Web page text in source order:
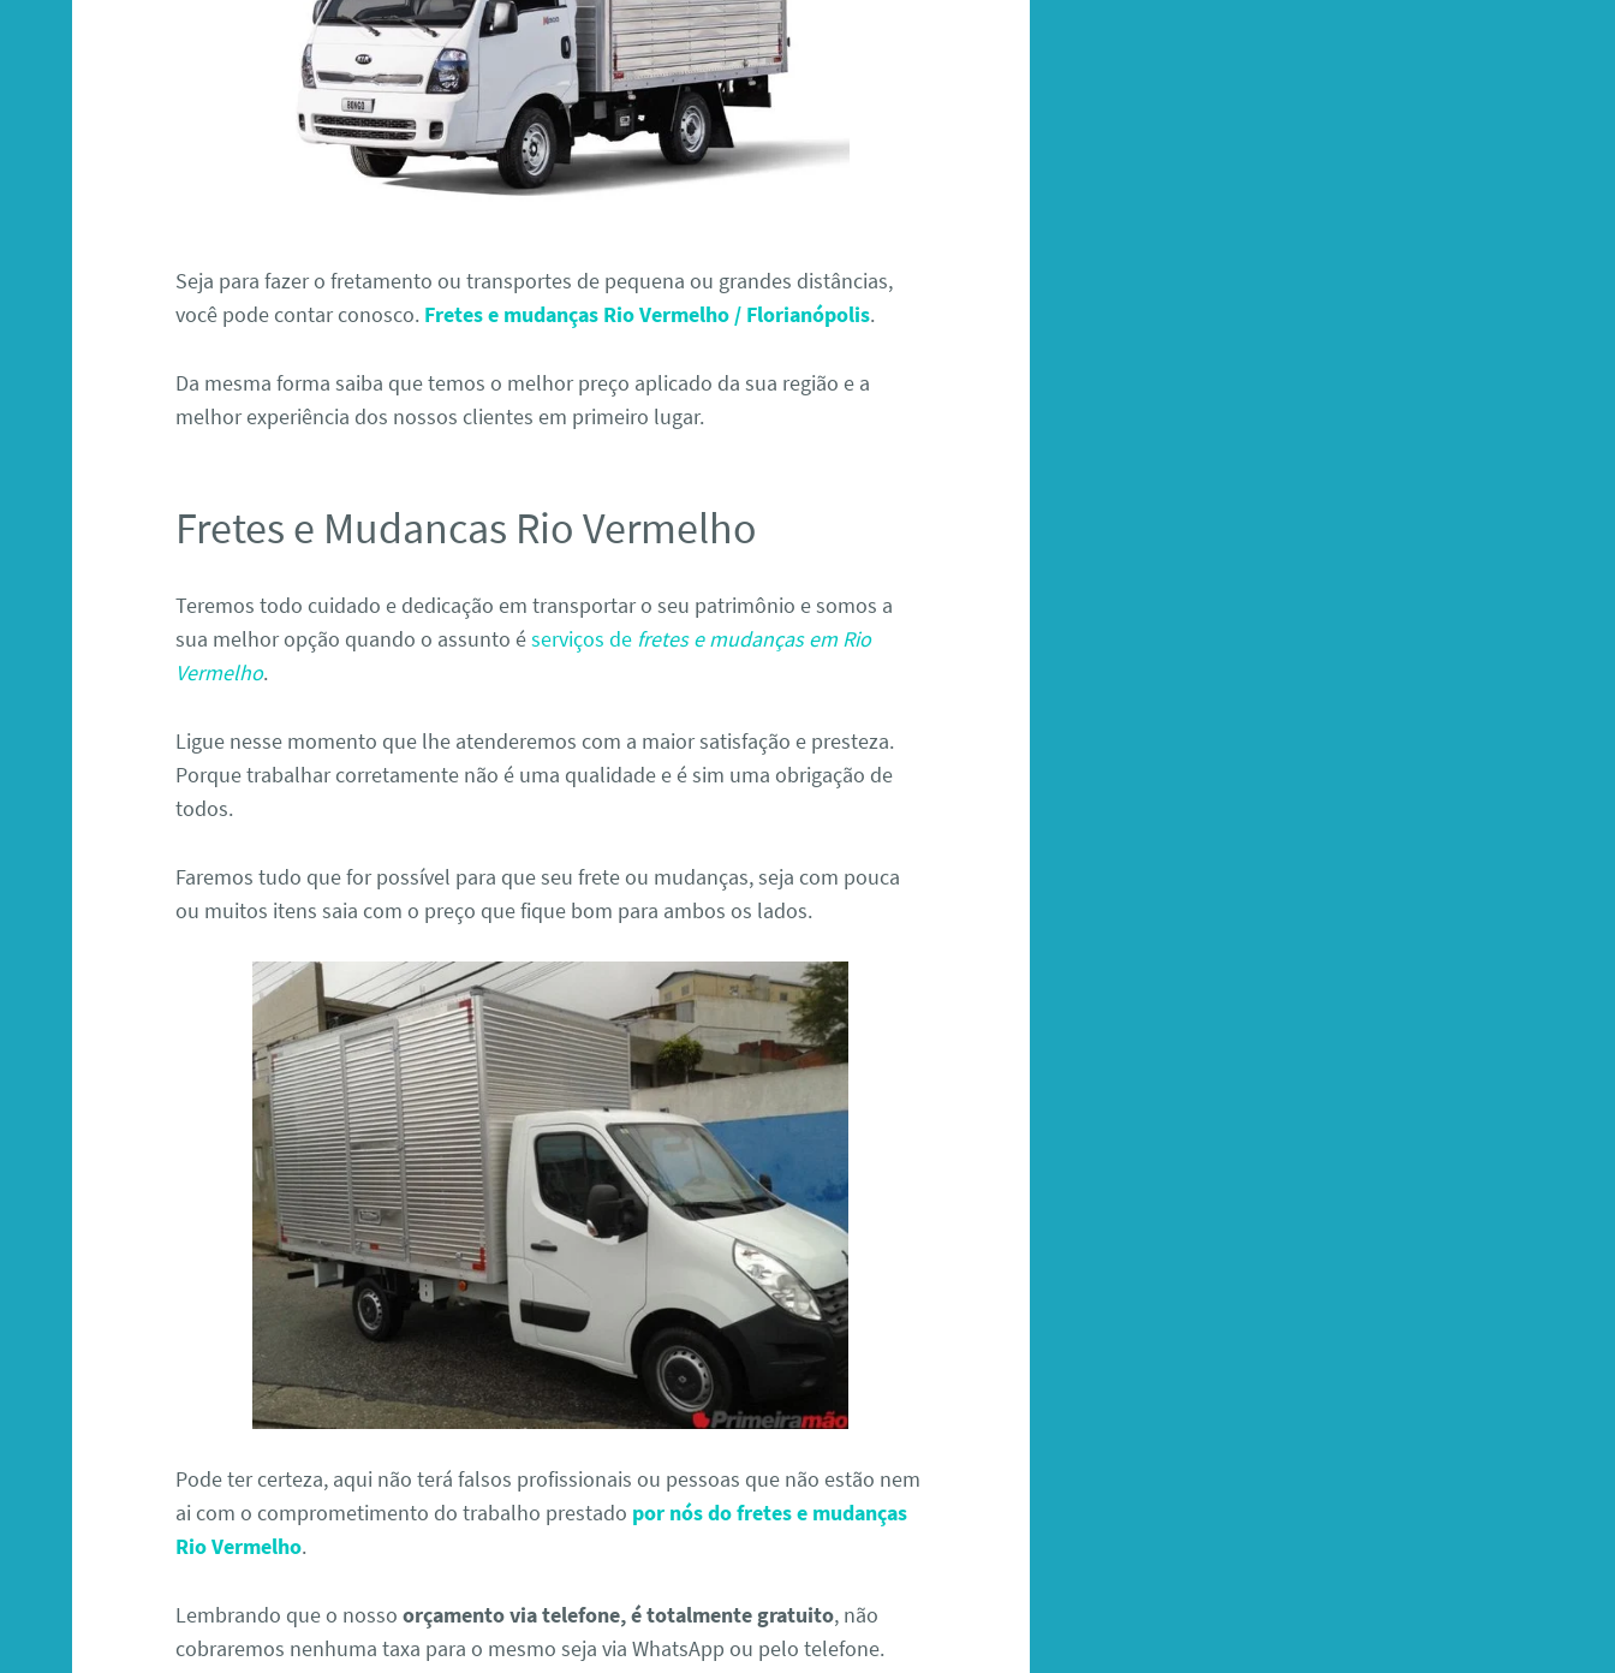
Seja para fazer o fretamento ou transportes de pequena ou grandes distâncias,
você pode contar conosco. Fretes e mudanças Rio Vermelho / Florianópolis.
Da mesma forma saiba que temos o melhor preço aplicado da sua região e a
melhor experiência dos nossos clientes em primeiro lugar.
Fretes e Mudancas Rio Vermelho
Teremos todo cuidado e dedicação em transportar o seu patrimônio e somos a
sua melhor opção quando o assunto éserviços de fretes e mudanças em Rio
Vermelho.
Ligue nesse momento que lhe atenderemos com a maior satisfação e presteza.
Porque trabalhar corretamente não é uma qualidade e é sim uma obrigação de
todos.
Faremos tudo que for possível para que seu frete ou mudanças, seja com pouca
ou muitos itens saia com o preço que fique bom para ambos os lados.
Pode ter certeza, aqui não terá falsos profissionais ou pessoas que não estão nem
ai com o comprometimento do trabalho prestado por nós do fretes e mudanças
Rio Vermelho.
Lembrando que o nossoorçamento via telefone, é totalmente gratuito, não
cobraremos nenhuma taxa para o mesmo seja via WhatsApp ou pelo telefone.